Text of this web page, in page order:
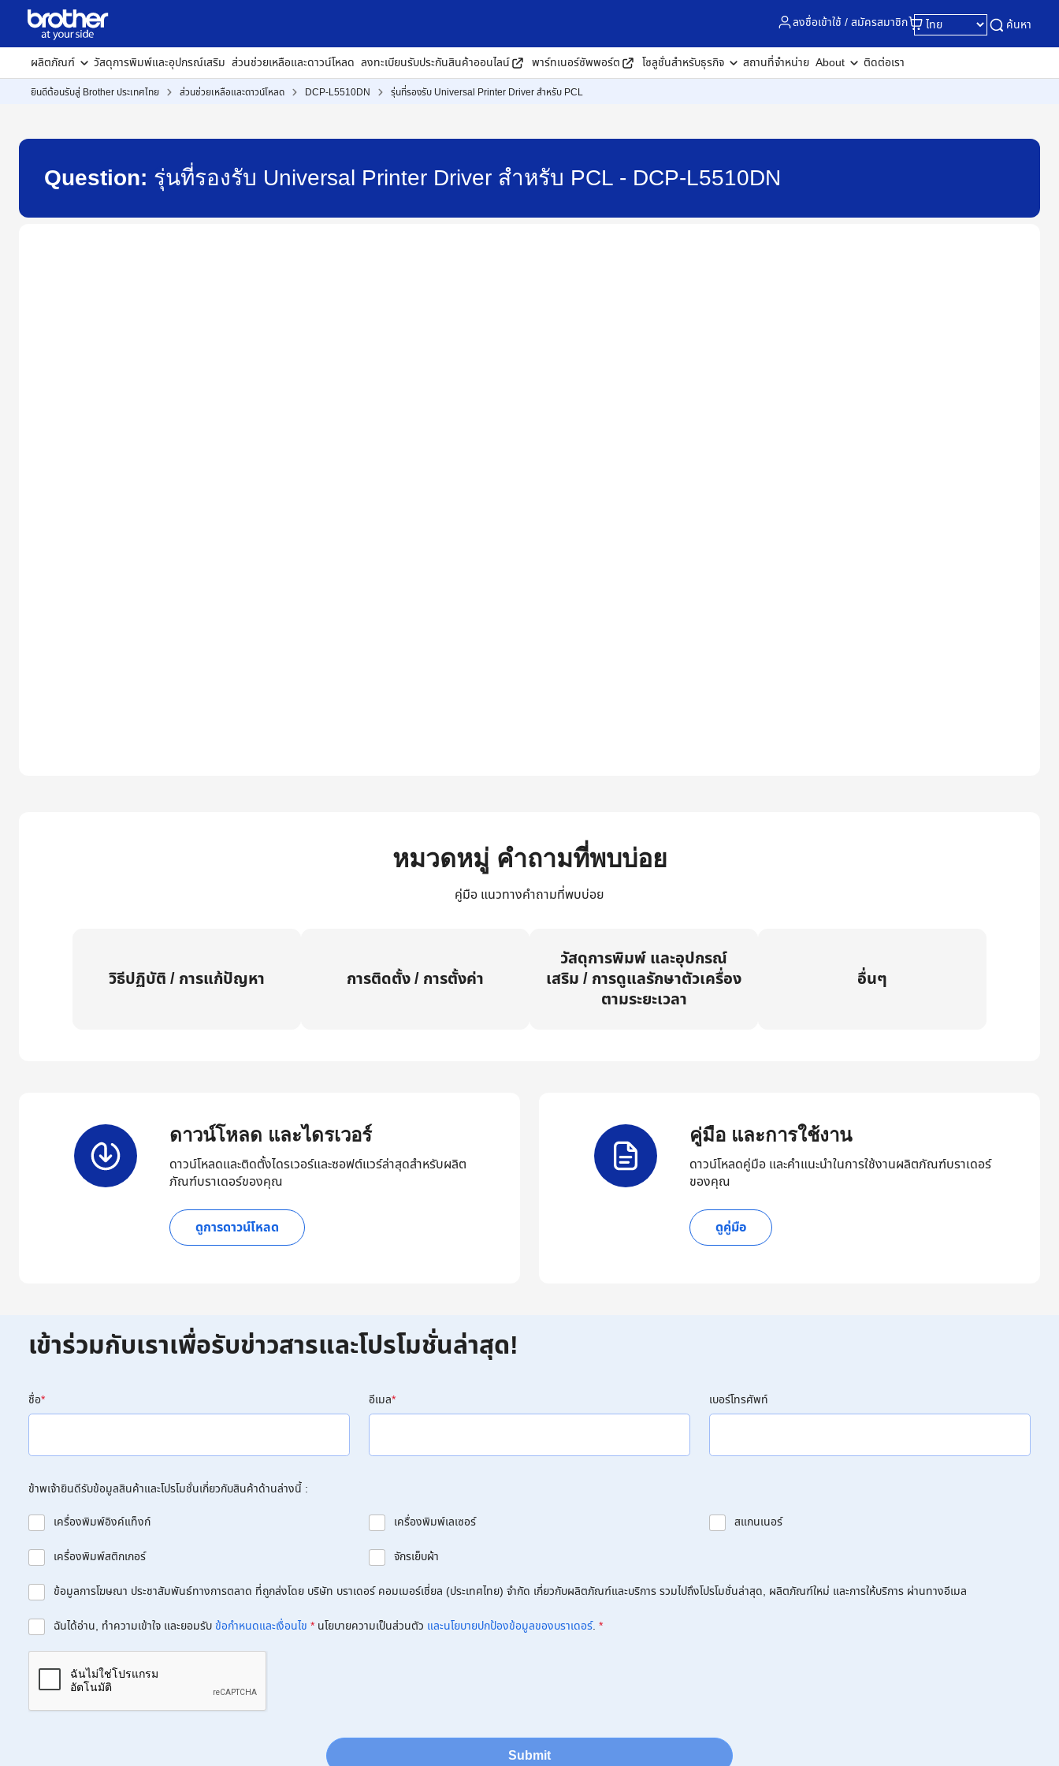
ลงชื่อเข้าใช้ / สมัครสมาชิก ค้นหา
ผลิตภัณฑ์ วัสดุการพิมพ์และอุปกรณ์เสริม ส่วนช่วยเหลือและดาวน์โหลด ลงทะเบียนรับประกันสินค้าออนไลน์ พาร์ทเนอร์ซัพพอร์ต โซลูชั่นสำหรับธุรกิจ สถานที่จำหน่าย About ติดต่อเรา
ยินดีต้อนรับสู่ Brother ประเทศไทย ส่วนช่วยเหลือและดาวน์โหลด DCP-L5510DN รุ่นที่รองรับ Universal Printer Driver สำหรับ PCL
Question: รุ่นที่รองรับ Universal Printer Driver สำหรับ PCL - DCP-L5510DN
หมวดหมู่ คำถามที่พบบ่อย
คู่มือ แนวทางคำถามที่พบบ่อย
วิธีปฏิบัติ / การแก้ปัญหา การติดตั้ง / การตั้งค่า
วัสดุการพิมพ์ และอุปกรณ์
เสริม / การดูแลรักษาตัวเครื่อง
ตามระยะเวลา
อื่นๆ
ดาวน์โหลด และไดรเวอร์
ดาวน์โหลดและติดตั้งไดรเวอร์และซอฟต์แวร์ล่าสุดสำหรับผลิต
ภัณฑ์บราเดอร์ของคุณ
ดูการดาวน์โหลด
คู่มือ และการใช้งาน
ดาวน์โหลดคู่มือ และคำแนะนำในการใช้งานผลิตภัณฑ์บราเดอร์
ของคุณ
ดูคู่มือ
เข้าร่วมกับเราเพื่อรับข่าวสารและโปรโมชั่นล่าสุด!
ชื่อ* อีเมล* เบอร์โทรศัพท์
ข้าพเจ้ายินดีรับข้อมูลสินค้าและโปรโมชั่นเกี่ยวกับสินค้าด้านล่างนี้ :
เครื่องพิมพ์อิงค์แท็งก์
เครื่องพิมพ์เลเซอร์ สแกนเนอร์
เครื่องพิมพ์สติกเกอร์ จักรเย็บผ้า
ข้อมูลการโฆษณา ประชาสัมพันธ์ทางการตลาด ที่ถูกส่งโดย บริษัท บราเดอร์ คอมเมอร์เชี่ยล (ประเทศไทย) จำกัด เกี่ยวกับผลิตภัณฑ์และบริการ รวมไปถึงโปรโมชั่นล่าสุด, ผลิตภัณฑ์ใหม่ และการให้บริการ ผ่านทางอีเมล
ฉันได้อ่าน, ทำความเข้าใจ และยอมรับข้อกำหนดและเงื่อนไข * นโยบายความเป็นส่วนตัว และนโยบายปกป้องข้อมูลของบราเดอร์. *
Submit